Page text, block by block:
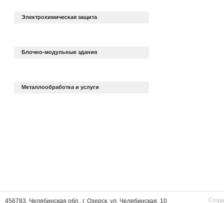
Электрохимическая защита
Блочно-модульные здания
Металлообработка и услуги
456783, Челябинская обл., г. Озерск, ул. Челябинская, 10